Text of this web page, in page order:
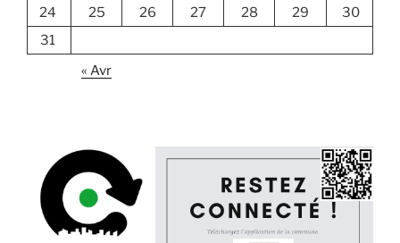
24
25 26 27 28 29
30
31
« Avr